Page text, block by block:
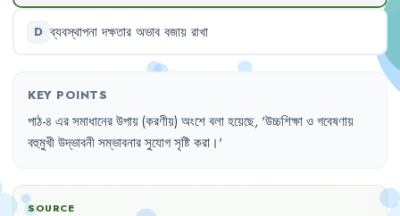
D ব্যবস্থাপনা দক্ষতার অভাব বজায় রাখা
KEY POINTS
পাঠ-৪ এরসমাধানেরউপায়(করণীয়) অংশেবলাহয়েছে, 'উচ্চশিক্ষাওগবেষণায়
বহুমুখীউদ্ভাবনীসম্ভাবনারসুযোগসৃষ্টিকরা ।'
SOURCE